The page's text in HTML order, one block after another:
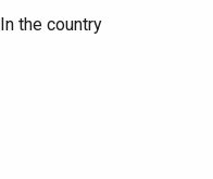
In the country